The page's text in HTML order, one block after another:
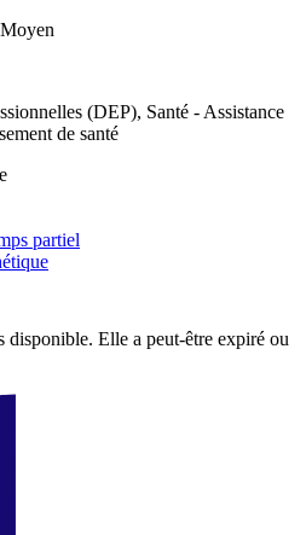
(DEP), Santé - Assistance
de santé
partiel
disponible. Elle a peut-être expiré ou